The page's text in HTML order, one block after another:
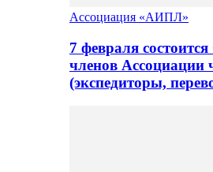
Ассоциация «АИПЛ»
7 февраля
членов
(экспедиторы,